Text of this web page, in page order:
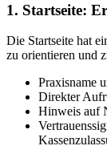
1. Startseite:
Die Startseite hat
zu orientieren und
Praxisname
Direkter
Hinweis auf